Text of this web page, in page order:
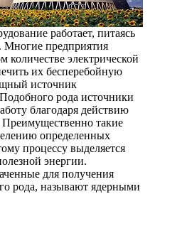
работает, питаясь
Многие предприятия
количестве электрической
их бесперебойную
источник
рода источники
благодаря действию
такие
определенных
процессу выделяется
энергии.
для получения
рода, называют ядерными